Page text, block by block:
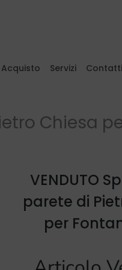
Acquisto Servizi Contatti
Chiesa
VENDUTO
parete di
per